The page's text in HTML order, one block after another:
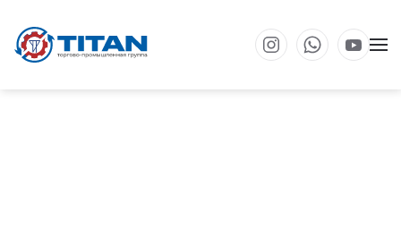
Перейти к основному содержанию